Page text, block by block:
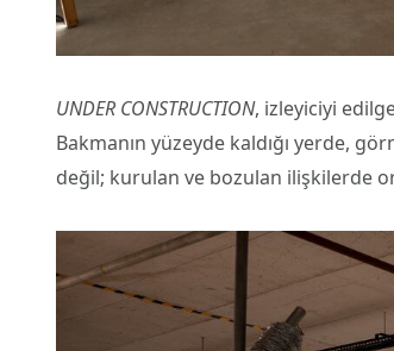
UNDER CONSTRUCTION, izleyiciyi
Bakmanın yüzeyde kaldığı yerde,
değil; kurulan ve bozulan ilişkilerde